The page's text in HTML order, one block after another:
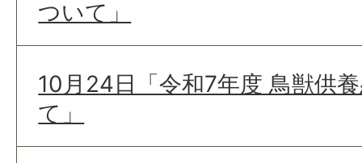
ついて」
10月24日「令和7年度 鳥獣供
て」